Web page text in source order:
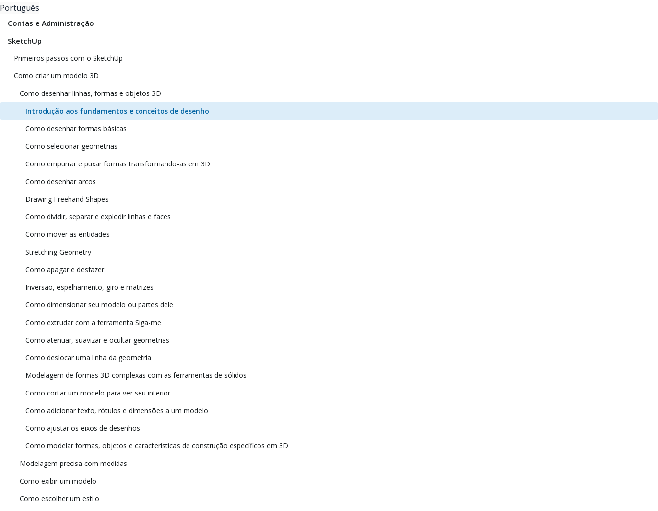
Português
Contas e Administração
SketchUp
Primeiros passos com o SketchUp
Como criar um modelo 3D
Como desenhar linhas, formas e objetos 3D
Introdução aos fundamentos e conceitos de desenho
Como desenhar formas básicas
Como selecionar geometrias
Como empurrar e puxar formas transformando-as em 3D
Como desenhar arcos
Drawing Freehand Shapes
Como dividir, separar e explodir linhas e faces
Como mover as entidades
Stretching Geometry
Como apagar e desfazer
Inversão, espelhamento, giro e matrizes
Como dimensionar seu modelo ou partes dele
Como extrudar com a ferramenta Siga-me
Como atenuar, suavizar e ocultar geometrias
Como deslocar uma linha da geometria
Modelagem de formas 3D complexas com as ferramentas de sólidos
Como cortar um modelo para ver seu interior
Como adicionar texto, rótulos e dimensões a um modelo
Como ajustar os eixos de desenhos
Como modelar formas, objetos e características de construção específicos em 3D
Modelagem precisa com medidas
Como exibir um modelo
Como escolher um estilo